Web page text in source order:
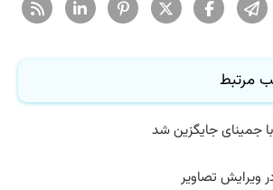
مرتبط
جمینای جایگزین شد
ویرایش تصاویر